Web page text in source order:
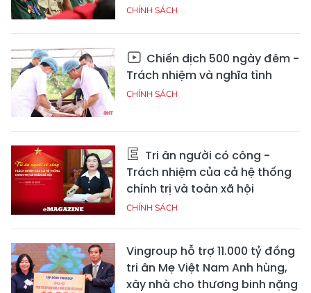
CHÍNH SÁCH
Chiến dịch 500 ngày đêm -
Trách nhiệm và nghĩa tình
CHÍNH SÁCH
Tri ân người có công -
Trách nhiệm của cả hệ thống
chính trị và toàn xã hội
CHÍNH SÁCH
Vingroup hỗ trợ 11.000 tỷ đồng
tri ân Mẹ Việt Nam Anh hùng,
xây nhà cho thương binh nặng